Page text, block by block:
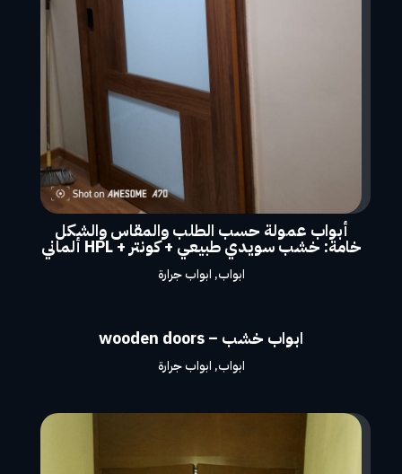
أبواب عمولة حسب الطلب والمقاس والشكل
خامة: خشب سويدي طبيعي + كونتر + HPL ألماني
ابواب, ابواب جرارة
ابواب خشب – wooden doors
ابواب, ابواب جرارة